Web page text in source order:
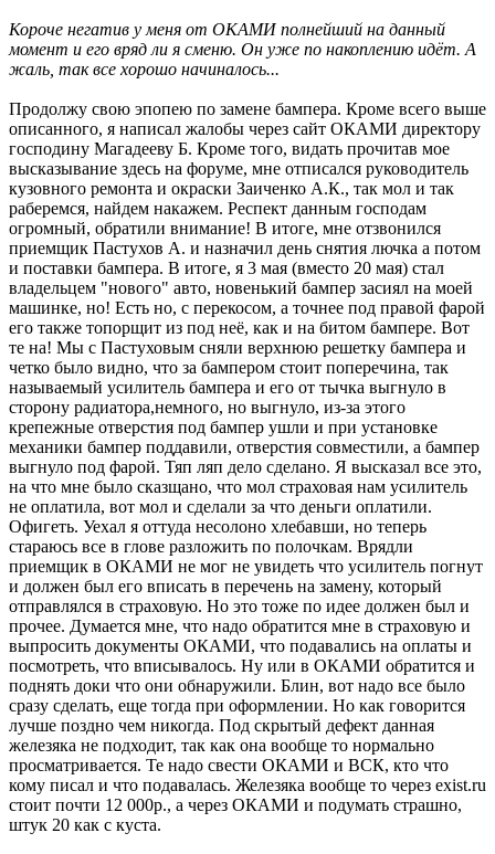
Короче негатив у меня от ОКАМИ полнейший на данный
момент и его вряд ли я сменю. Он уже по накоплению идёт. А
жаль, так все хорошо начиналось...
Продолжу свою эпопею по замене бампера. Кроме всего выше
описанного, я написал жалобы через сайт ОКАМИ директору
господину Магадееву Б. Кроме того, видать прочитав мое
высказывание здесь на форуме, мне отписался руководитель
кузовного ремонта и окраски Заиченко А.К., так мол и так
раберемся, найдем накажем. Респект данным господам
огромный, обратили внимание! В итоге, мне отзвонился
приемщик Пастухов А. и назначил день снятия лючка а потом
и поставки бампера. В итоге, я 3 мая (вместо 20 мая) стал
владельцем "нового" авто, новенький бампер засиял на моей
машинке, но! Есть но, с перекосом, а точнее под правой фарой
его также топорщит из под неё, как и на битом бампере. Вот
те на! Мы с Пастуховым сняли верхнюю решетку бампера и
четко было видно, что за бампером стоит поперечина, так
называемый усилитель бампера и его от тычка выгнуло в
сторону радиатора,немного, но выгнуло, из-за этого
крепежные отверстия под бампер ушли и при установке
механики бампер поддавили, отверстия совместили, а бампер
выгнуло под фарой. Тяп ляп дело сделано. Я высказал все это,
на что мне было сказщано, что мол страховая нам усилитель
не оплатила, вот мол и сделали за что деньги оплатили.
Офигеть. Уехал я оттуда несолоно хлебавши, но теперь
стараюсь все в глове разложить по полочкам. Врядли
приемщик в ОКАМИ не мог не увидеть что усилитель погнут
и должен был его вписать в перечень на замену, который
отправлялся в страховую. Но это тоже по идее должен был и
прочее. Думается мне, что надо обратится мне в страховую и
выпросить документы ОКАМИ, что подавались на оплаты и
посмотреть, что вписывалось. Ну или в ОКАМИ обратится и
поднять доки что они обнаружили. Блин, вот надо все было
сразу сделать, еще тогда при оформлении. Но как говорится
лучше поздно чем никогда. Под скрытый дефект данная
железяка не подходит, так как она вообще то нормально
просматривается. Те надо свести ОКАМИ и ВСК, кто что
кому писал и что подавалась. Железяка вообще то через exist.ru
стоит почти 12 000р., а через ОКАМИ и подумать страшно,
штук 20 как с куста.